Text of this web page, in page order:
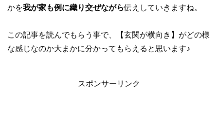
かを我が家も例に織り交ぜながら伝えしていきますね。
この記事を読んでもらう事で、【玄関が横向き】がどの様
な感じなのか大まかに分かってもらえると思います♪
スポンサーリンク